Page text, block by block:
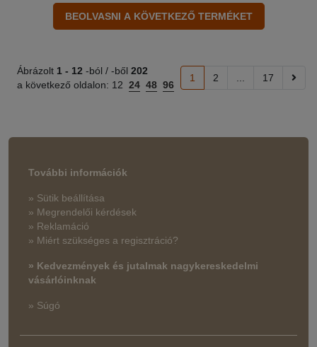
Ábrázolt 1 - 12 -ból / -ből 202
a következő oldalon: 12 24 48 96
1 2 17
További információk
» Sütik beállítása
» Megrendelői kérdések
» Reklamáció
» Miért szükséges a regisztráció?
» Kedvezmények és jutalmak nagykereskedelmi
vásárlóinknak
» Súgó